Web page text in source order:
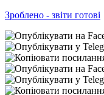
Зроблено - звіти готові